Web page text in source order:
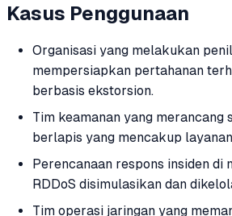
Kasus Penggunaan
Organisasi yang melakukan
mempersiapkan pertahanan
berbasis ekstorsion.
Tim keamanan yang merancang
berlapis yang mencakup
Perencanaan respons insiden di
RDDoS disimulasikan dan
Tim operasi jaringan yang